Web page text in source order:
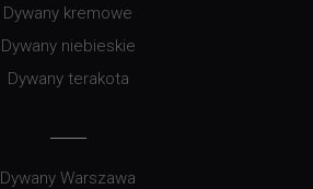
Dywany kremowe
Dywany niebieskie
Dywany terakota
Dywany Warszawa